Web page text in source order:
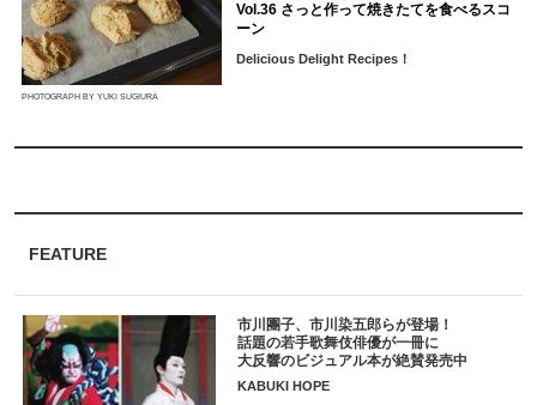
FEATURE
市川團子、市川染五郎らが登場！
話題の若手歌舞伎俳優が一冊に
大反響のビジュアル本が絶賛発売中
KABUKI HOPE
PHOTOGRAPH BY YUKI SUGIURA
Vol.36 さっと作って焼きたてを食べるスコ
ーン
Delicious Delight Recipes！